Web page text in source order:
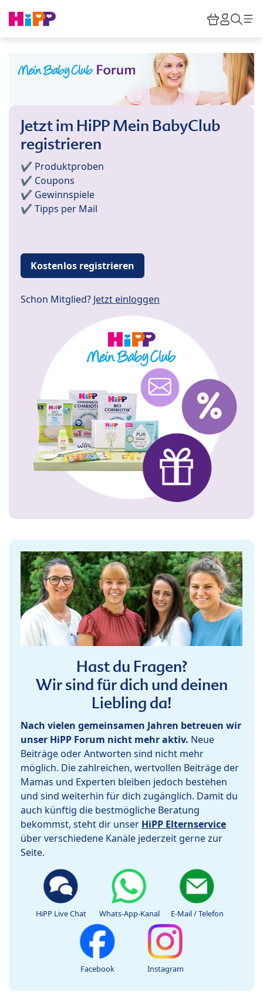
HiPP
Jetzt im HiPP Mein BabyClub
registrieren
✔️ Produktproben
✔️ Coupons
✔️ Gewinnspiele
✔️ Tipps per Mail
Kostenlos registrieren
Schon Mitglied? Jetzt einloggen
Hast du Fragen?
Wir sind für dich und deinen
Liebling da!
Nach vielen gemeinsamen Jahren betreuen wir
unser HiPP Forum nicht mehr aktiv. Neue
Beiträge oder Antworten sind nicht mehr
möglich. Die zahlreichen, wertvollen Beiträge der
Mamas und Experten bleiben jedoch bestehen
und sind weiterhin für dich zugänglich. Damit du
auch künftig die bestmögliche Beratung
bekommst, steht dir unser HiPP Elternservice
über verschiedene Kanäle jederzeit gerne zur
Seite.
HiPP Live Chat Whats-App-Kanal E-Mail / Telefon
Facebook Instagram